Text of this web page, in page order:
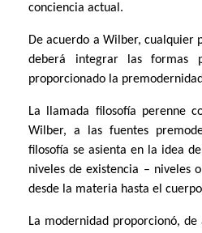
conciencia actual.
De acuerdo a Wilber, cualquier
deberá integrar las formas
proporcionado la
La llamada filosofía perenne
Wilber, a las fuentes
filosofía se asienta en la idea
niveles de existencia – niveles
desde la materia hasta el
La modernidad proporcionó,